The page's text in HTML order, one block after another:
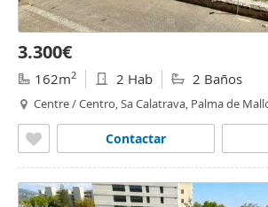
3.300€
162m2 2 Hab 2 Baños
Centre / Centro, Sa Calatrava, Palma de
Contactar